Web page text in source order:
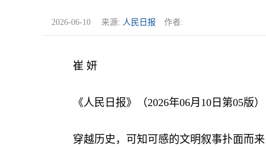
2026-06-10 来源: 人民日报 作者:
崔 妍
《人民日报》（2026年06月10日第05版）
穿越历史，可知可感的文明叙事扑面而来